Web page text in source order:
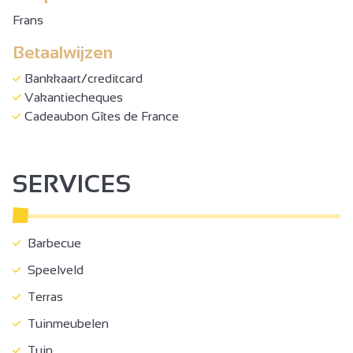
Frans
Betaalwijzen
Bankkaart/creditcard
Vakantiecheques
Cadeaubon Gîtes de France
SERVICES
Barbecue
Speelveld
Terras
Tuinmeubelen